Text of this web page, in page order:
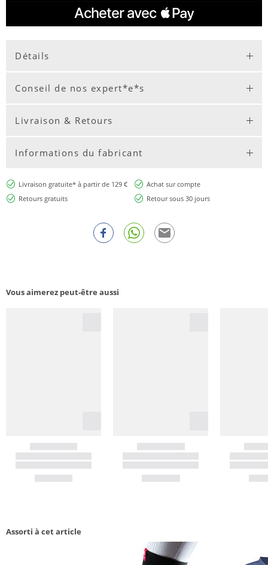
Détails
Conseil de nos expert*e*s
Livraison & Retours
Informations du fabricant
Livraison gratuite* à partir de 129 €
Achat sur compte
Retours gratuits
Retour sous 30 jours
Vous aimerez peut-être aussi
Assorti à cet article